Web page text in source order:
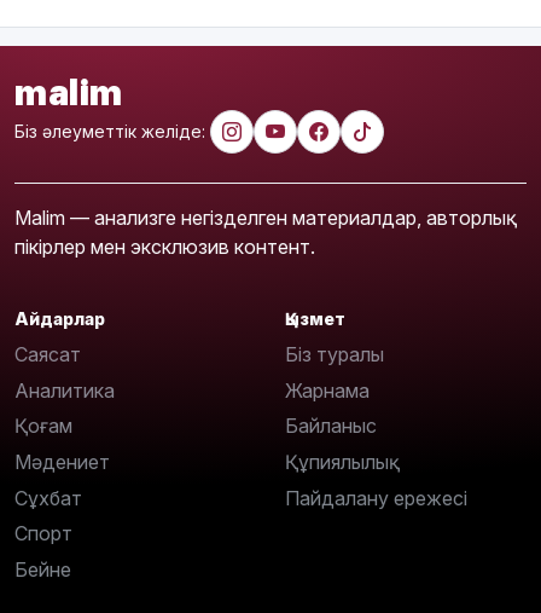
malim
Біз әлеуметтік желіде:
Malim — анализге негізделген материалдар, авторлық
пікірлер мен эксклюзив контент.
Айдарлар
Саясат
Аналитика
Қоғам
Мәдениет
Сұхбат
Спорт
Бейне
Қызмет
Біз туралы
Жарнама
Байланыс
Құпиялылық
Пайдалану ережесі